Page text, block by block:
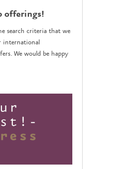
offerings!
search criteria that we
international
We would be happy